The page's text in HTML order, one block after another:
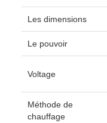
Les dimensions
Le pouvoir
Voltage
Méthode de
chauffage